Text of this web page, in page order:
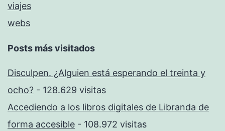
viajes
webs
Posts más visitados
Disculpen. ¿Alguien está esperando el treinta y
ocho? - 128.629 visitas
Accediendo a los libros digitales de Libranda de
forma accesible - 108.972 visitas